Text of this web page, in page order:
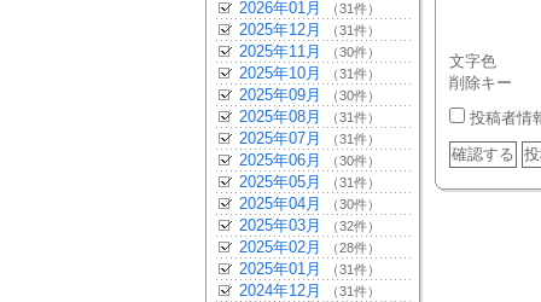
2026年01月 （31件）
2025年12月 （31件）
2025年11月 （30件）
2025年10月 （31件）
2025年09月 （30件）
2025年08月 （31件）
2025年07月 （31件）
2025年06月 （30件）
2025年05月 （31件）
2025年04月 （30件）
2025年03月 （32件）
2025年02月 （28件）
2025年01月 （31件）
2024年12月 （31件）
文字色
削除キー
投稿者情